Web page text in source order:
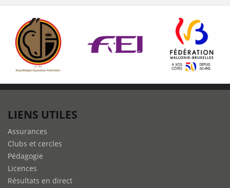
LIENS UTILES
Assurances
Clubs et cercles
Pédagogie
Licences
Résultats en direct